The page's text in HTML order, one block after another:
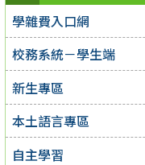
學雜費入口網
校務系統－學生端
新生專區
本土語言專區
自主學習